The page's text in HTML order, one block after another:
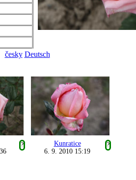
česky Deutsch
?
Kunratice
?
6. 9. 2010 15:19